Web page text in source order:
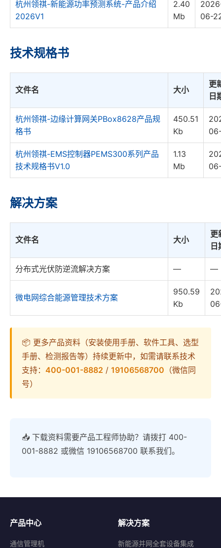
杭州领祺-新能源功率预测系统-产品介绍
2026V1
2.40
Mb
06-
技术规格书
文件名 大小
更
日
杭州领祺-边缘计算网关PBox8628产品规
格书
450.51
Kb
杭州领祺-EMS控制器PEMS300系列产品
技术规格书V1.0
1.13
Mb
解决方案
文件名 大小
更
日
分布式光伏防逆流解决方案 — —
微电网综合能源管理技术方案
950.59
Kb
📦 更多产品资料（安装使用手册、软件工具、选型
手册、检测报告等）持续更新中，如需请联系技术
支持： 400-001-8882 / 19106568700 （微信同
号）
📥 下载资料需要产品工程师协助？请拨打 400-
001-8882 或微信 19106568700 联系我们。
产品中心
通信管理机
解决方案
新能源并网全套设备集成